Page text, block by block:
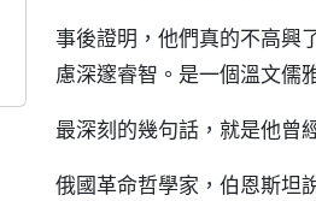
事後證明，他們真的不高興
慮深邃睿智。是一個溫文儒
最深刻的幾句話，就是他曾
俄國革命哲學家，伯恩斯坦